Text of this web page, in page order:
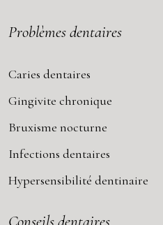
Problèmes dentaires
Caries dentaires
Gingivite chronique
Bruxisme nocturne
Infections dentaires
Hypersensibilité dentinaire